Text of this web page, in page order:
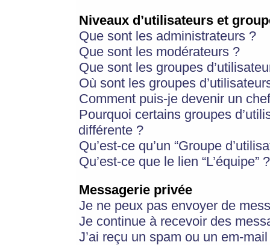
Niveaux d’utilisateurs et
Que sont les administrateurs ?
Que sont les modérateurs ?
Que sont les groupes
Où sont les groupes
Comment puis-je devenir un
Pourquoi certains groupes
différente ?
Qu’est-ce qu’un “Groupe
Qu’est-ce que le lien “L’équipe” ?
Messagerie privée
Je ne peux pas envoyer de
Je continue à recevoir des
J’ai reçu un spam ou un em-